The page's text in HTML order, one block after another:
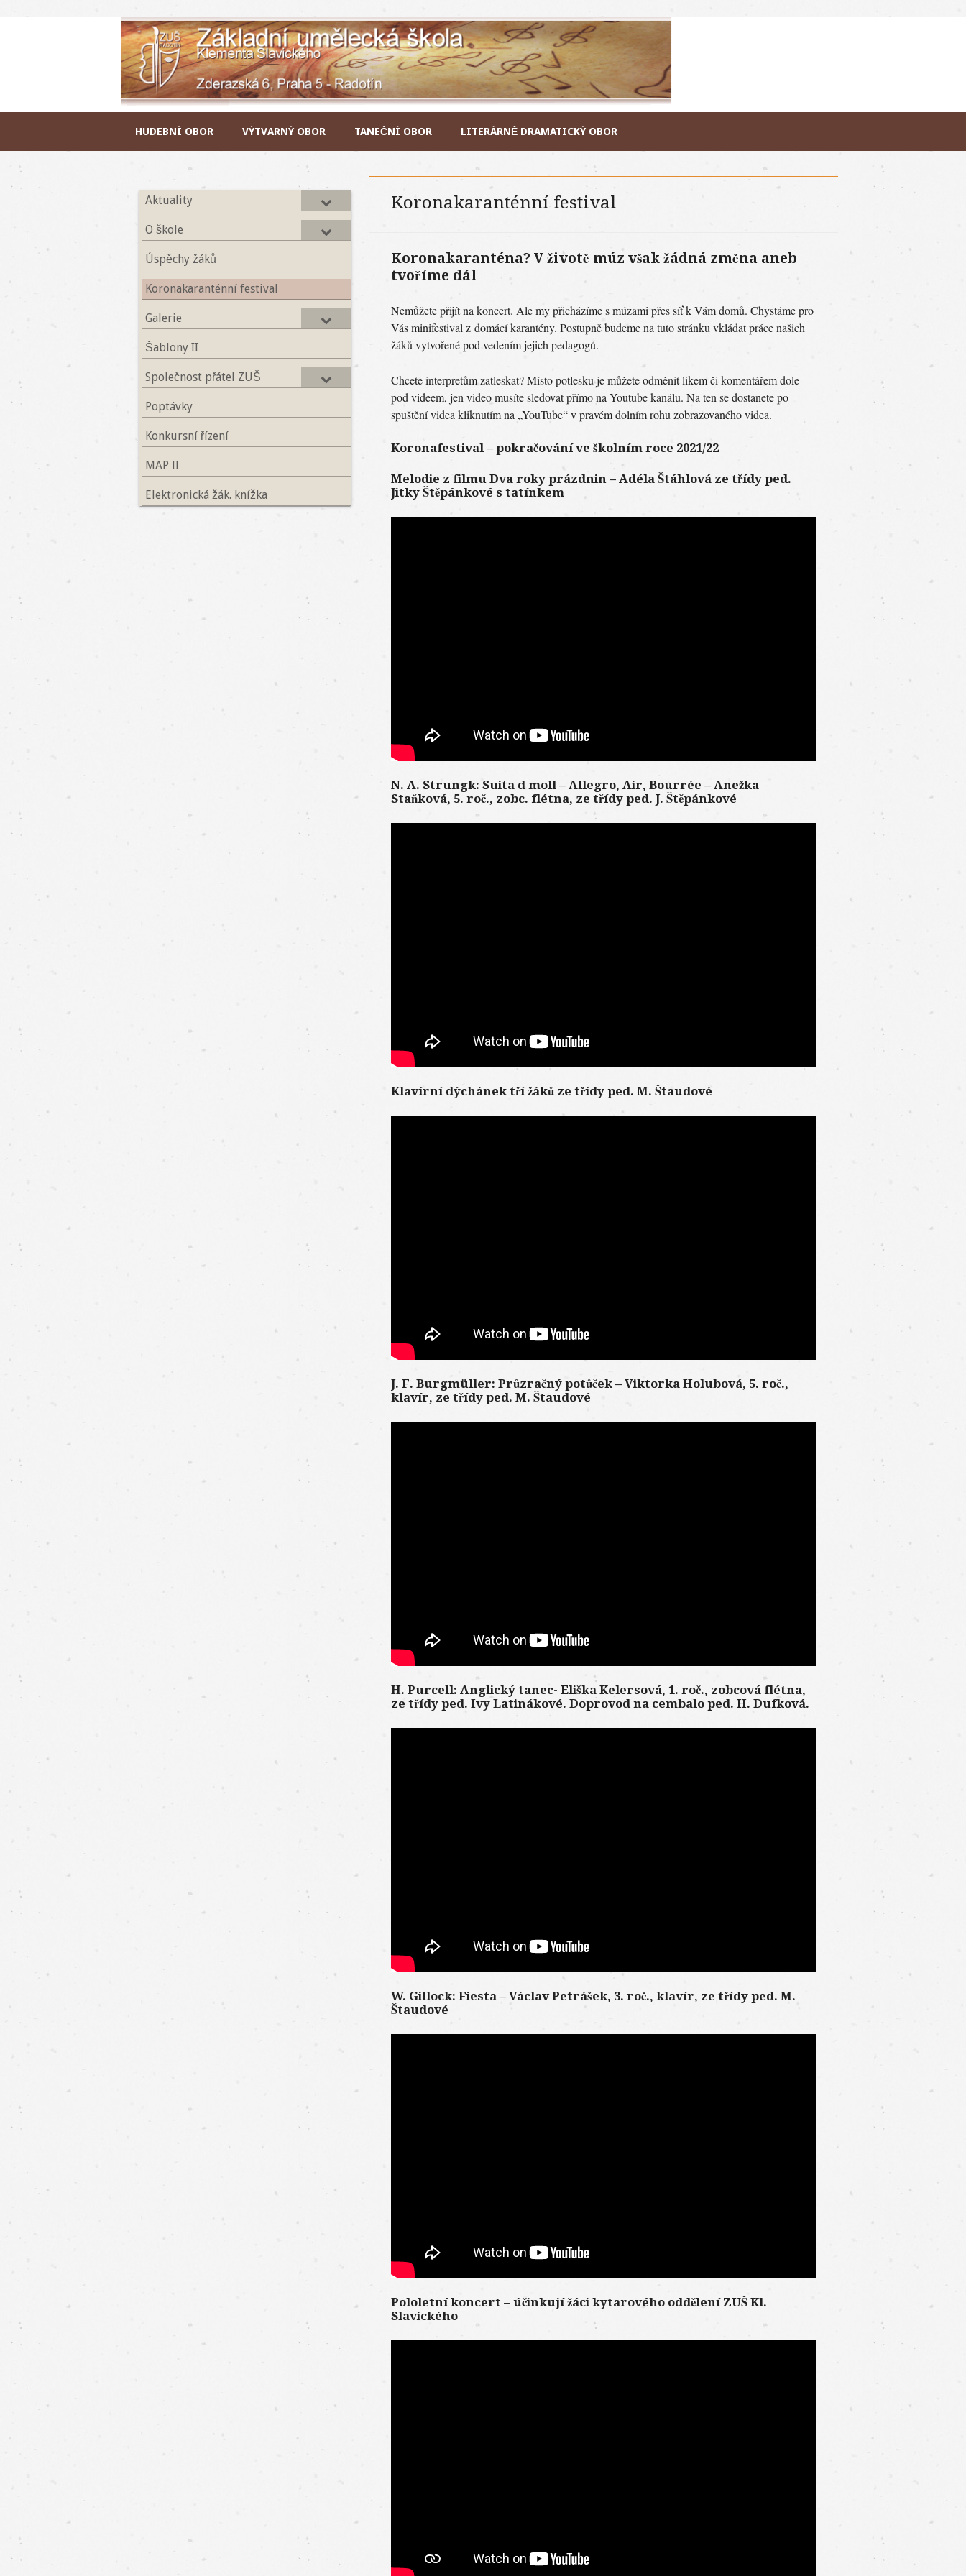
Main menuHUDEBNÍ OBOR VÝTVARNÝ OBOR TANEČNÍ OBOR LITERÁRNĚ DRAMATICKÝ OBOR
Koronakaranténní festival
Koronakaranténa? V životě múz však žádná změna aneb
tvoříme dál
Nemůžete přijít na koncert. Ale my přicházíme s múzami přes síť k Vám domů. Chystáme pro
Vás minifestival z domácí karantény. Postupně budeme na tuto stránku vkládat práce našich
žáků vytvořené pod vedením jejich pedagogů.
Chcete interpretům zatleskat? Místo potlesku je můžete odměnit likem či komentářem dole
pod videem, jen video musíte sledovat přímo na Youtube kanálu. Na ten se dostanete po
spuštění videa kliknutím na „YouTube“ v pravém dolním rohu zobrazovaného videa.
Koronafestival – pokračování ve školním roce 2021/22
Melodie z filmu Dva roky prázdnin – Adéla Štáhlová ze třídy ped.
Jitky Štěpánkové s tatínkem
N. A. Strungk: Suita d moll – Allegro, Air, Bourrée – Anežka
Staňková, 5. roč., zobc. flétna, ze třídy ped. J. Štěpánkové
Klavírní dýchánek tří žáků ze třídy ped. M. Štaudové
J. F. Burgmüller: Průzračný potůček – Viktorka Holubová, 5. roč.,
klavír, ze třídy ped. M. Štaudové
H. Purcell: Anglický tanec- Eliška Kelersová, 1. roč., zobcová flétna,
ze třídy ped. Ivy Latinákové. Doprovod na cembalo ped. H. Dufková.
W. Gillock: Fiesta – Václav Petrášek, 3. roč., klavír, ze třídy ped. M.
Štaudové
Pololetní koncert – účinkují žáci kytarového oddělení ZUŠ Kl.
Slavického
Aktuality
O škole
Úspěchy žáků
Koronakaranténní festival
Galerie
Šablony II
Společnost přátel ZUŠ
Poptávky
Konkursní řízení
MAP II
Elektronická žák. knížka